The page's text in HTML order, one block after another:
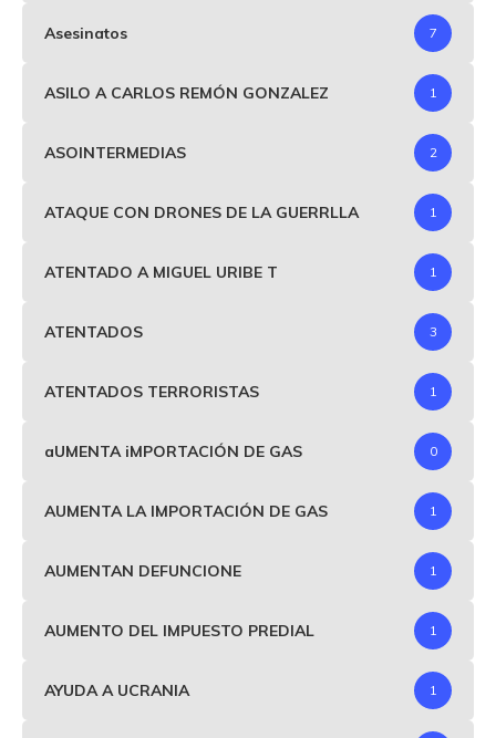
Asesinatos 7
ASILO A CARLOS REMÓN GONZALEZ 1
ASOINTERMEDIAS 2
ATAQUE CON DRONES DE LA GUERRLLA 1
ATENTADO A MIGUEL URIBE T 1
ATENTADOS 3
ATENTADOS TERRORISTAS 1
aUMENTA iMPORTACIÓN DE GAS 0
AUMENTA LA IMPORTACIÓN DE GAS 1
AUMENTAN DEFUNCIONE 1
AUMENTO DEL IMPUESTO PREDIAL 1
AYUDA A UCRANIA 1